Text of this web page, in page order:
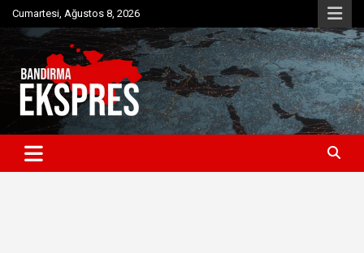
Skip
to
content
Cumartesi, Ağustos 8, 2026
Bandırma Ekspres
Bandırma'dan güncel haberler